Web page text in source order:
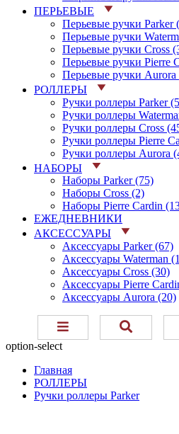
ПЕРЬЕВЫЕ
Перьевые ручки Parker
Перьевые ручки
Перьевые ручки Cross
Перьевые ручки Pierre
Перьевые ручки Aurora
РОЛЛЕРЫ
Ручки роллеры Parker
Ручки роллеры
Ручки роллеры Cross
Ручки роллеры Pierre
Ручки роллеры Aurora
НАБОРЫ
Наборы Parker (75)
Наборы Cross (2)
Наборы Pierre Cardin
ЕЖЕДНЕВНИКИ
АКСЕССУАРЫ
Аксессуары Parker (67)
Аксессуары Waterman
Аксессуары Cross (30)
Аксессуары Pierre
Аксессуары Aurora (20)
option-select
Главная
РОЛЛЕРЫ
Ручки роллеры Parker